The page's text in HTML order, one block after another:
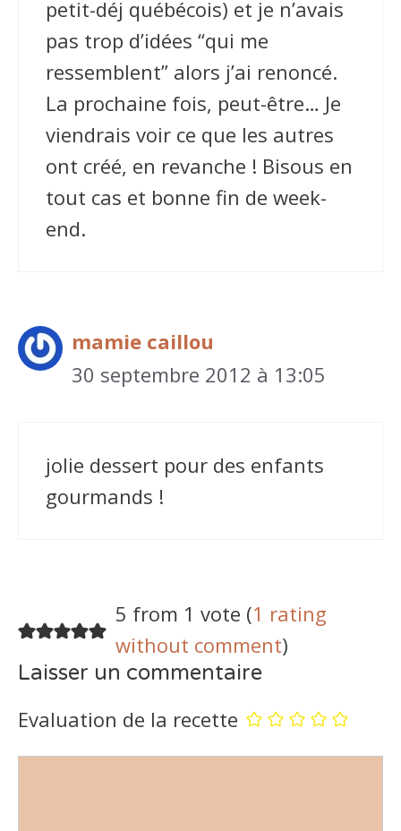
petit-déj québécois) et je n’avais
pas trop d’idées “qui me
ressemblent” alors j’ai renoncé.
La prochaine fois, peut-être… Je
viendrais voir ce que les autres
ont créé, en revanche ! Bisous en
tout cas et bonne fin de week-
end.
mamie caillou
30 septembre 2012 à 13:05
jolie dessert pour des enfants
gourmands !
5 from 1 vote (1 rating
without comment)
Laisser un commentaire
Evaluation de la recette